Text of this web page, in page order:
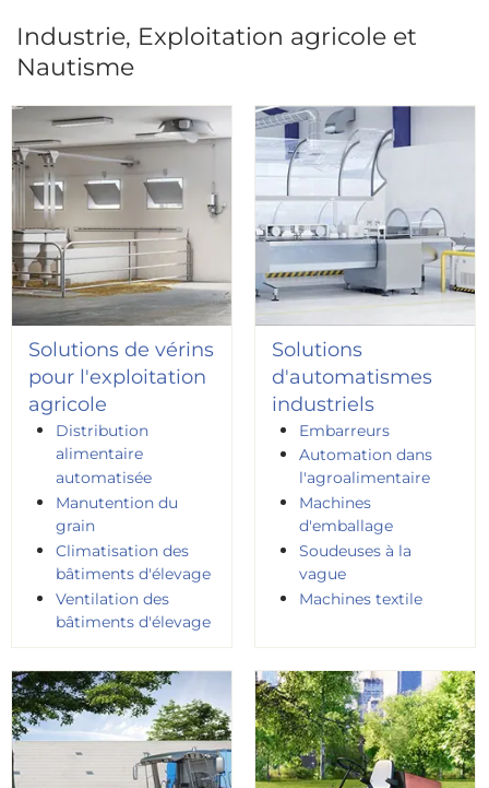
Industrie, Exploitation agricole et
Nautisme
Solutions de vérins
pour l'exploitation
agricole
Distribution
alimentaire
automatisée
Manutention du
grain
Climatisation des
bâtiments d'élevage
Ventilation des
bâtiments d'élevage
Solutions
d'automatismes
industriels
Embarreurs
Automation dans
l'agroalimentaire
Machines
d'emballage
Soudeuses à la
vague
Machines textile